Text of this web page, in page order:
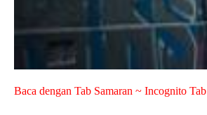
Baca dengan Tab Samaran ~ Incognito Tab